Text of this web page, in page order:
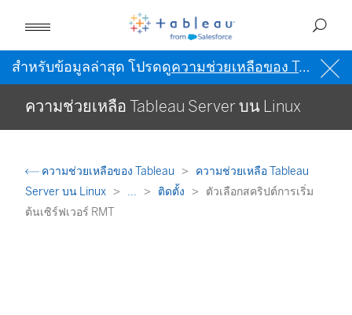
สำหรับข้อมูลล่าสุด โปรดดูความช่วยเหลือของ Tableau เป็นภาษาอังกฤษ (สหรัฐอเมริกา)
ความช่วยเหลือ Tableau Server บน Linux
ความช่วยเหลือของ Tableau
ความช่วยเหลือ Tableau
Server บน Linux
... ติดตั้ง
ตัวเลือกสคริปต์การเริ่ม
ต้นเซิร์ฟเวอร์ RMT